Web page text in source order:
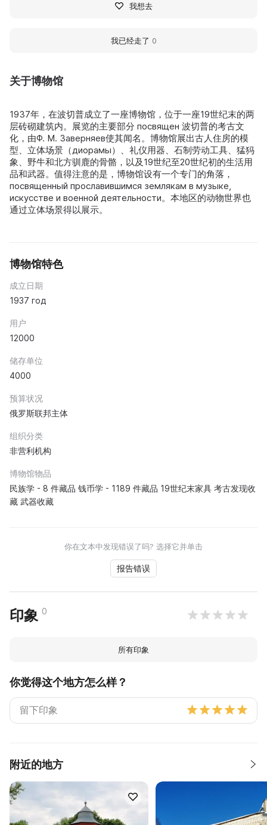
关于博物馆
1937年，在波切普成立了一座博物馆，位于一座19世纪末的两
层砖砌建筑内。展览的主要部分 посвящен 波切普的考古文
化，由Ф. М. Заверняев使其闻名。博物馆展出古人住房的模
型、立体场景（диорамы）、礼仪用器、石制劳动工具、猛犸
象、野牛和北方驯鹿的骨骼，以及19世纪至20世纪初的生活用
品和武器。值得注意的是，博物馆设有一个专门的角落，
посвященный прославившимся землякам в музыке,
искусстве и военной деятельности。本地区的动物世界也
通过立体场景得以展示。
博物馆特色
成立日期
1937 год
用户
12000
储存单位
4000
预算状况
俄罗斯联邦主体
组织分类
非营利机构
博物馆物品
民族学 - 8 件藏品 钱币学 - 1189 件藏品 19世纪末家具 考古发现收
藏 武器收藏
你在文本中发现错误了吗? 选择它并单击
报告错误
印象 0
所有印象
你觉得这个地方怎么样？
附近的地方
我想去
我已经走了 0